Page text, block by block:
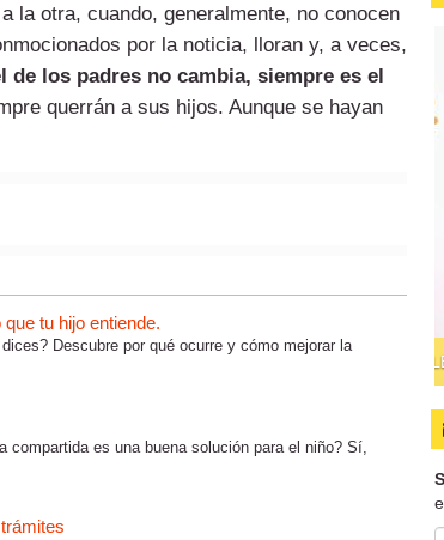
la otra, cuando, generalmente, no conocen
por la noticia, lloran y, a veces,
de los padres no cambia, siempre es el
querrán a sus hijos. Aunque se hayan
tu hijo entiende.
Descubre por qué ocurre y cómo mejorar la
es una buena solución para el niño? Sí,